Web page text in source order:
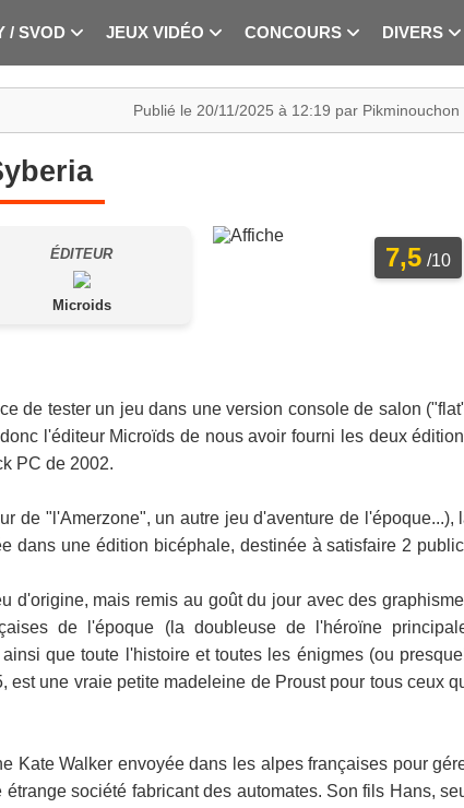
/ SVOD JEUX VIDÉO CONCOURS DIVERS
Publié le 20/11/2025 à 12:19 par Pikminouchon
7,5 /10
ÉDITEUR
Microids
de tester un jeu dans une version console de salon
l'éditeur Microïds de nous avoir fourni les deux
PC de 2002.
de "l'Amerzone", un autre jeu d'aventure de l'époque...),
dans une édition bicéphale, destinée à satisfaire 2
d'origine, mais remis au goût du jour avec des
de l'époque (la doubleuse de l'héroïne
que toute l'histoire et toutes les énigmes (ou
une vraie petite madeleine de Proust pour tous ceux
Kate Walker envoyée dans les alpes françaises pour
société fabricant des automates. Son fils Hans,